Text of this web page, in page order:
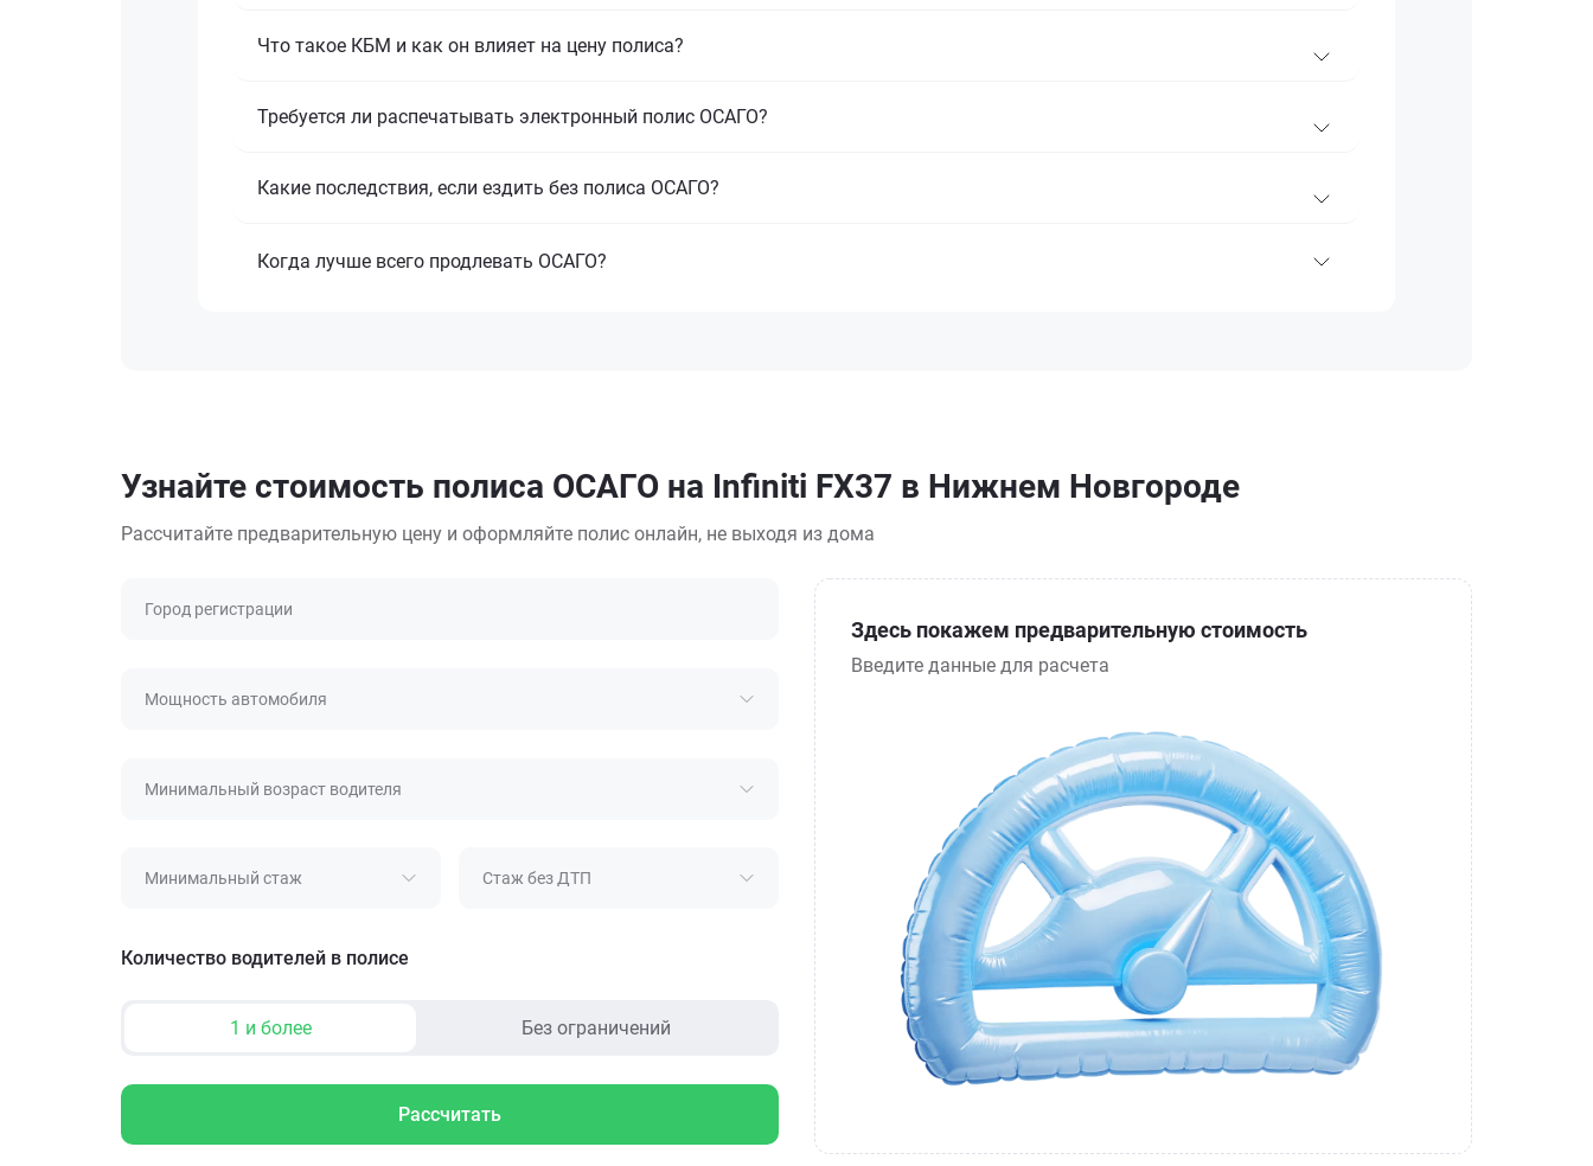
Что такое КБМ и как он влияет на цену полиса?
Требуется ли распечатывать электронный полис ОСАГО?
Какие последствия, если ездить без полиса ОСАГО?
Когда лучше всего продлевать ОСАГО?
Узнайте стоимость полиса ОСАГО на Infiniti FX37 в Нижнем Новгороде
Рассчитайте предварительную цену и оформляйте полис онлайн, не выходя из дома
Город регистрации
Мощность автомобиля
Минимальный возраст водителя
Минимальный стаж Стаж без ДТП
Количество водителей в полисе
1 и более Без ограничений
Рассчитать
Здесь покажем предварительную стоимость
Введите данные для расчета